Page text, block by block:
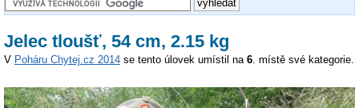
Jelec tloušť, 54 cm, 2.15 kg
V Poháru Chytej.cz 2014 se tento úlovek umístil na 6. místě své kategorie.